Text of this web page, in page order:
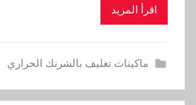
اقرأ المزيد
ماكينات تغليف بالشرنك الحراري